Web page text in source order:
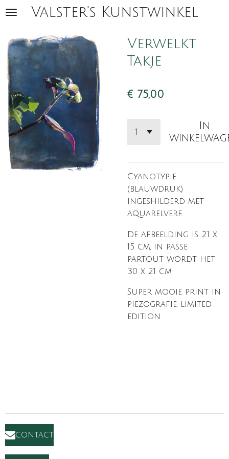
Ga
de
hoofdinhoud
Valster's Kunstwinkel
Verwelkt
Takje
€ 75,00
In
Cyanotypie
(blauwdruk)
ingeshilderd met
aquarelverf.
De afbeelding is 21 x
15 cm, in passe
partout wordt het
30 x 21 cm
Super mooie print in
piezografie, limited
edition
contact